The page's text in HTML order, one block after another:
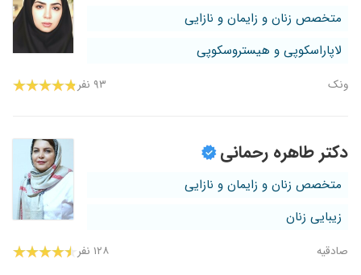
متخصص زنان و زایمان و نازایی
لاپاراسکوپی و هیستروسکوپی
ونک ۹۳ نفر
دکتر طاهره رحمانی
متخصص زنان و زایمان و نازایی
زیبایی زنان
صادقیه ۱۲۸ نفر